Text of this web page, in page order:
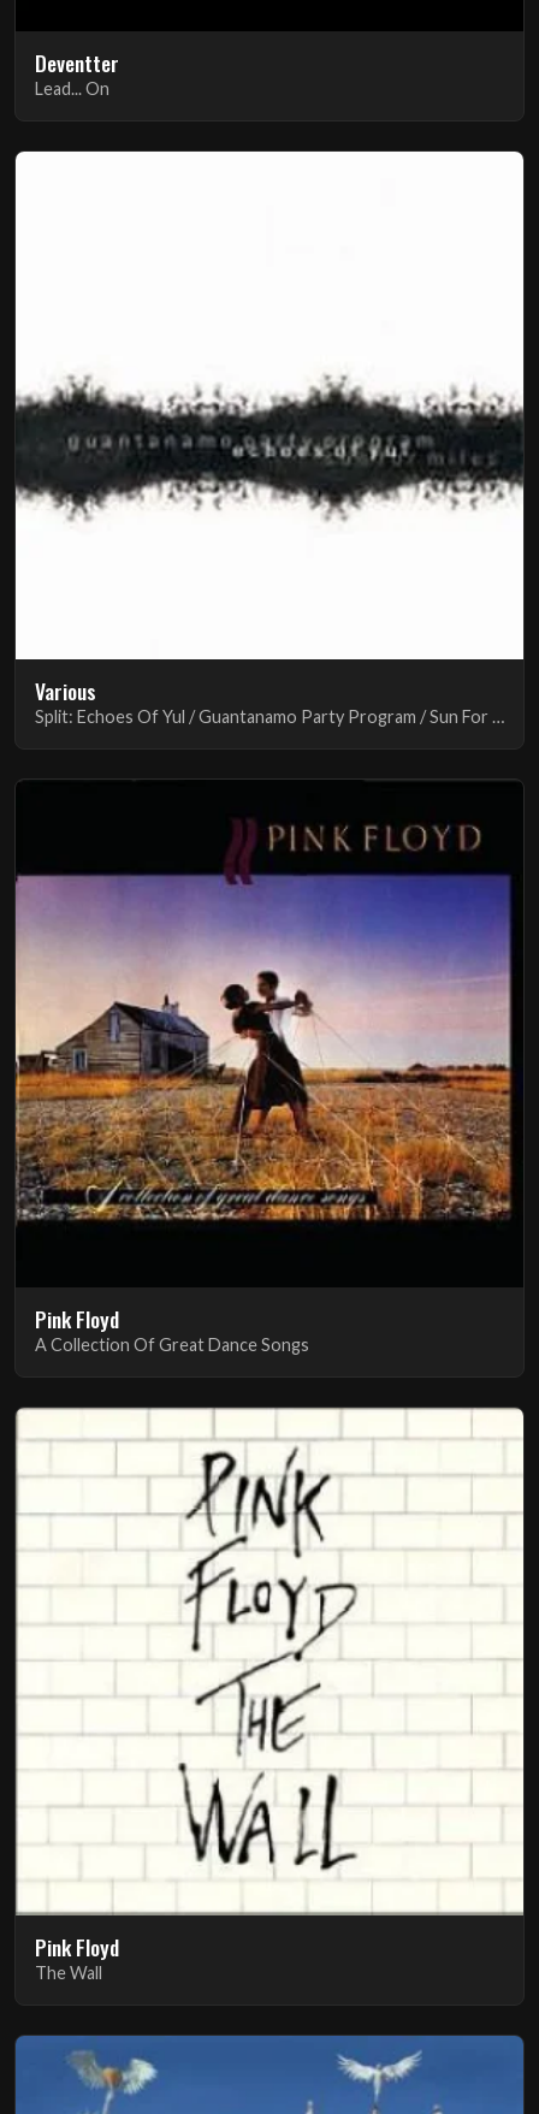
Deventter
Lead... On
Various
Split: Echoes Of Yul / Guantanamo Party Program / Sun For Miles
Pink Floyd
A Collection Of Great Dance Songs
Pink Floyd
The Wall